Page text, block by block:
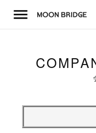
テ
会社概要